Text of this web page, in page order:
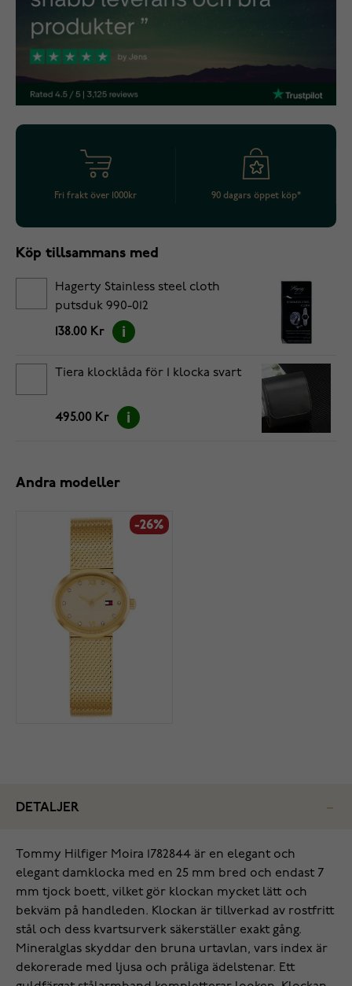
Fri frakt över 1000kr 90 dagars öppet köp*
Köp tillsammans med
Hagerty Stainless steel cloth
putsduk 990-012
138.00 Kr
Tiera klocklåda för 1 klocka svart
495.00 Kr
Andra modeller
-26%
DETALJER
Tommy Hilfiger Moira 1782844 är en elegant och
elegant damklocka med en 25 mm bred och endast 7
mm tjock boett, vilket gör klockan mycket lätt och
bekväm på handleden. Klockan är tillverkad av rostfritt
stål och dess kvartsurverk säkerställer exakt gång.
Mineralglas skyddar den bruna urtavlan, vars index är
dekorerade med ljusa och pråliga ädelstenar. Ett